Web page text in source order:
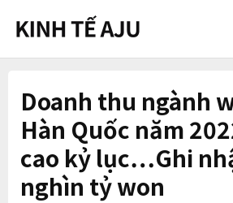
Doanh thu ngành
Hàn Quốc năm
cao kỷ lục…Ghi
nghìn tỷ won